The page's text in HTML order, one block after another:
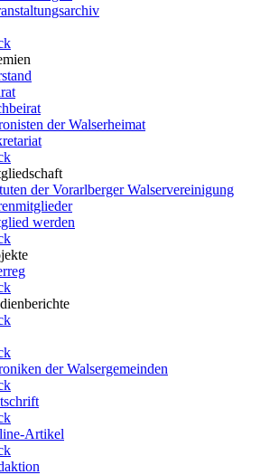
der Walserheimat
der Vorarlberger Walservereinigung
werden
der Walsergemeinden
Artikel